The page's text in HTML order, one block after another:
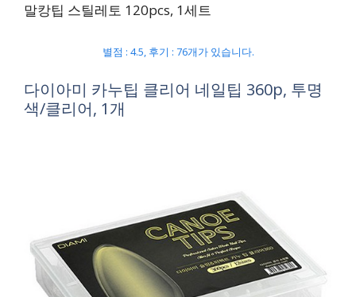
말캉팁 스틸레토 120pcs, 1세트
별점 : 4.5, 후기 : 76개가 있습니다.
다이아미 카누팁 클리어 네일팁 360p, 투명
색/클리어, 1개